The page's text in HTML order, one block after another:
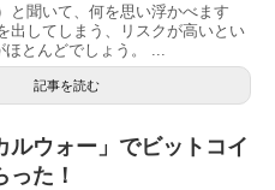
と聞いて、何を思い浮かべます
出してしまう、リスクが高いとい
ほとんどでしょう。 ...
記事を読む
ルウォー」でビットコイ
った！